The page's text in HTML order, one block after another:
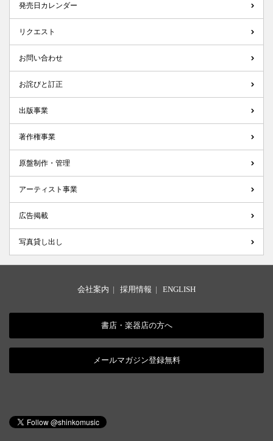
発売日カレンダー
リクエスト
お問い合わせ
お詫びと訂正
出版事業
著作権事業
原盤制作・管理
アーティスト事業
広告掲載
写真貸し出し
会社案内 | 採用情報 | ENGLISH
書店・楽器店の方へ
メールマガジン登録無料